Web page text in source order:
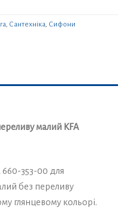
, Сантехніка, Сифони
малий KFA
660-353-00 для
без переливу
глянцевому кольорі.